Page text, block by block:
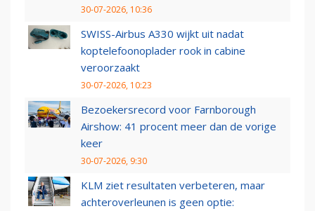
30-07-2026, 10:36
SWISS-Airbus A330 wijkt uit nadat
koptelefoonoplader rook in cabine
veroorzaakt
30-07-2026, 10:23
Bezoekersrecord voor Farnborough
Airshow: 41 procent meer dan de vorige
keer
30-07-2026, 9:30
KLM ziet resultaten verbeteren, maar
achteroverleunen is geen optie: